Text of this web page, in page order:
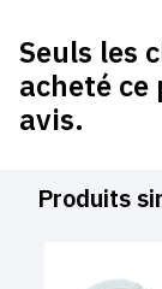
Seuls les
acheté
avis.
Produits